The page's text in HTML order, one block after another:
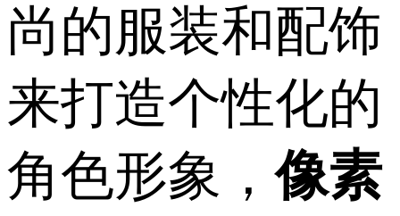
尚的服装和配饰
来打造个性化的
角色形象，像素